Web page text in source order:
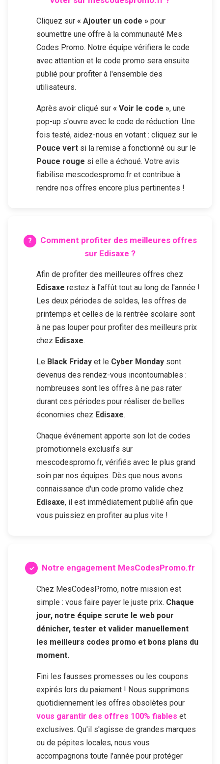
Cliquez sur « Ajouter un code » pour
soumettre une offre à la communauté Mes
Codes Promo. Notre équipe vérifiera le code
avec attention et le code promo sera ensuite
publié pour profiter à l'ensemble des
utilisateurs.
Après avoir cliqué sur « Voir le code », une
pop-up s'ouvre avec le code de réduction. Une
fois testé, aidez-nous en votant : cliquez sur le
Pouce vert si la remise a fonctionné ou sur le
Pouce rouge si elle a échoué. Votre avis
fiabilise mescodespromo.fr et contribue à
rendre nos offres encore plus pertinentes !
Comment profiter des meilleures offres
sur Edisaxe ?
Afin de profiter des meilleures offres chez
Edisaxe restez à l'affût tout au long de l'année !
Les deux périodes de soldes, les offres de
printemps et celles de la rentrée scolaire sont
à ne pas louper pour profiter des meilleurs prix
chez Edisaxe.
Le Black Friday et le Cyber Monday sont
devenus des rendez-vous incontournables :
nombreuses sont les offres à ne pas rater
durant ces périodes pour réaliser de belles
économies chez Edisaxe.
Chaque événement apporte son lot de codes
promotionnels exclusifs sur
mescodespromo.fr, vérifiés avec le plus grand
soin par nos équipes. Dès que nous avons
connaissance d'un code promo valide chez
Edisaxe, il est immédiatement publié afin que
vous puissiez en profiter au plus vite !
Notre engagement MesCodesPromo.fr
Chez MesCodesPromo, notre mission est
simple : vous faire payer le juste prix. Chaque
jour, notre équipe scrute le web pour
dénicher, tester et valider manuellement
les meilleurs codes promo et bons plans du
moment.
Fini les fausses promesses ou les coupons
expirés lors du paiement ! Nous supprimons
quotidiennement les offres obsolètes pour
vous garantir des offres 100% fiables et
exclusives. Qu'il s'agisse de grandes marques
ou de pépites locales, nous vous
accompagnons toute l'année pour protéger